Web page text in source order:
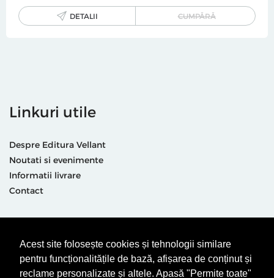
Acest site folosește cookies și tehnologii similare
pentru funcționalitățile de bază, afișarea de conținut și
reclame personalizate și altele. Apasă "Permite toate"
DETALII CUMPĂRĂ
Linkuri utile
Despre Editura Vellant
Noutati si evenimente
Informatii livrare
Contact